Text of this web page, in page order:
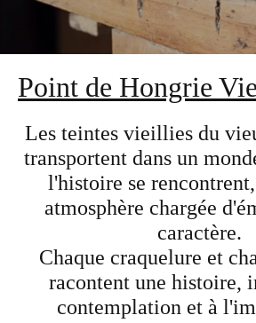
Point de Hongrie
Les teintes vieillies du
transportent dans un
l'histoire se
atmosphère chargée
caractère.
Chaque craquelure et
racontent une histoire,
contemplation et à